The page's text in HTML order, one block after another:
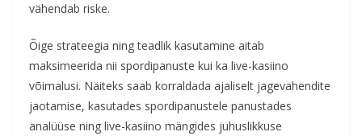
vähendab riske.
Õige strateegia ning teadlik kasutamine aitab
maksimeerida nii spordipanuste kui ka live-kasiino
võimalusi. Näiteks saab korraldada ajaliselt jagevahendite
jaotamise, kasutades spordipanustele panustades
analüüse ning live-kasiino mängides juhuslikkuse